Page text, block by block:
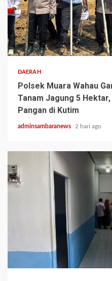
2 min read
DAERAH
Polsek Muara Wahau
Tanam Jagung 5
Pangan di Kutim
adminsambaranews 2 hari ago
3 min read